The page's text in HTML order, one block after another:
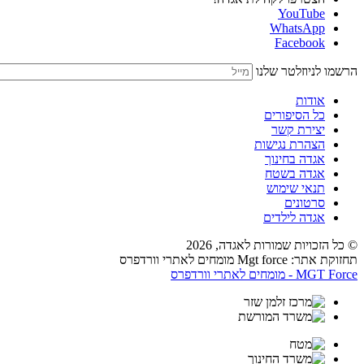
YouTube
WhatsApp
Facebook
הרשמו לניוזלטר שלנו
אודות
כל הסיפורים
יצירת קשר
הצהרת נגישות
אגדה בחינוך
אגדה בשטח
תנאי שימוש
סרטונים
אגדה לילדים
© כל הזכויות שמורות לאגדה, 2026
תחזוקת אתר: Mgt force מומחים לאתרי וורדפרס
MGT Force - מומחים לאתרי וורדפרס